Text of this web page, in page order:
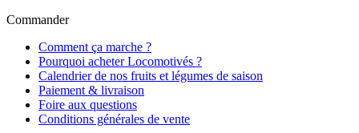
Commander
Comment ça marche ?
Pourquoi acheter Locomotivés ?
Calendrier de nos fruits et légumes de saison
Paiement & livraison
Foire aux questions
Conditions générales de vente